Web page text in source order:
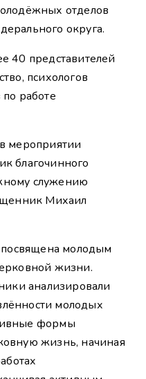
отделов
округа.
40 представителей
психологов
работе
мероприятии
благочинного
служению
Михаил
посвящена молодым
жизни.
анализировали
молодых
формы
жизнь, начиная